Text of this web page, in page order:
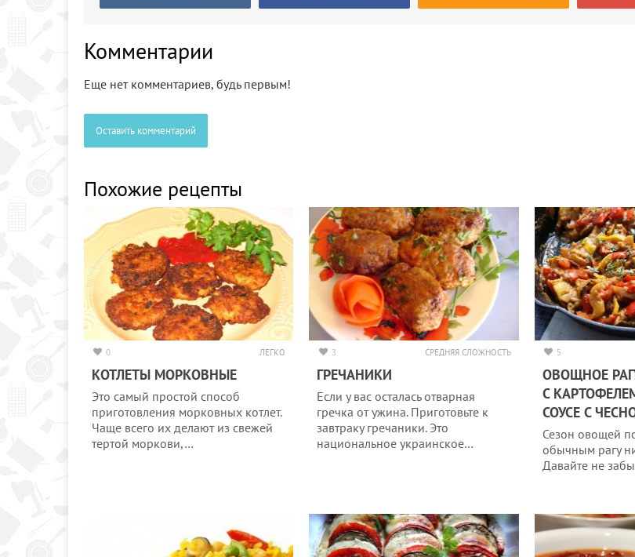
Комментарии
Еще нет комментариев, будь первым!
Оставить комментарий
Похожие рецепты
0 ЛЕГКО
КОТЛЕТЫ МОРКОВНЫЕ
Это самый простой способ
приготовления морковных котлет.
Чаще всего их делают из свежей
тертой моркови,…
3 СРЕДНЯЯ СЛОЖНОСТЬ
ГРЕЧАНИКИ
Если у вас осталась отварная
гречка от ужина. Приготовьте к
завтраку гречаники. Это
национальное украинское…
5
ОВОЩНОЕ
С
СОУСЕ С
Сезон овощей
обычным рагу
Давайте не